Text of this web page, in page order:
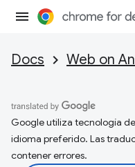
Docs Web on
Google utiliza tecnología
idioma preferido. Las
contener errores.